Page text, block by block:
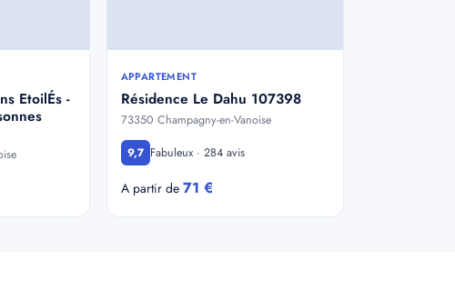
EtoilÉs -
APPARTEMENT
Résidence Le Dahu 107398
73350 Champagny-en-Vanoise
9,7 Fabuleux · 284 avis
A partir de 71 €